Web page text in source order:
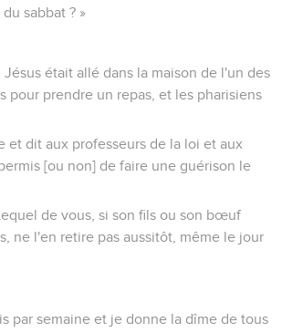
sabbat ? »
Jésus était allé dans la maison de l'un des
pour prendre un repas, et les pharisiens
et dit aux professeurs de la loi et aux
[ou non] de faire une guérison le
de vous, si son fils ou son bœuf
ne l'en retire pas aussitôt, même le jour
par semaine et je donne la dîme de tous